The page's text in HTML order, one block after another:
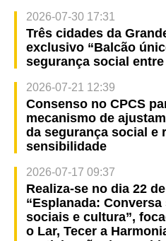
2026-07-30 17:31
Três cidades da
exclusivo “Balcão
segurança social
2026-07-21 12:39
Consenso no CPCS
mecanismo de
da segurança social e
sensibilidade
2026-07-17 09:37
Realiza-se no dia 22
“Esplanada:
sociais e cultura”,
o Lar, Tecer a